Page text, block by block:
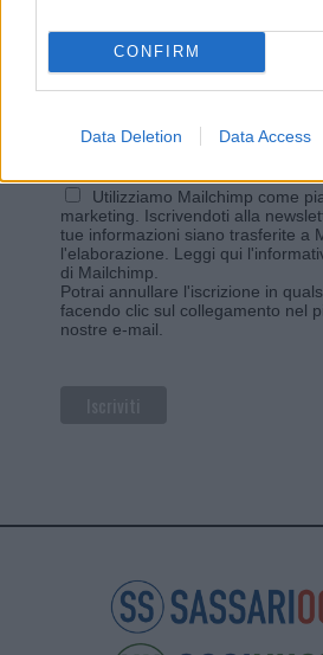
CONFIRM
Data Deletion Data Access
sul sito web!
Indirizzo email*
Utilizziamo Mailchimp come
marketing. Iscrivendoti alla
tue informazioni siano trasferite a
l'elaborazione. Leggi qui
di Mailchimp
Potrai annullare l'iscrizione in
facendo clic sul collegamento nel
nostre e-mail.